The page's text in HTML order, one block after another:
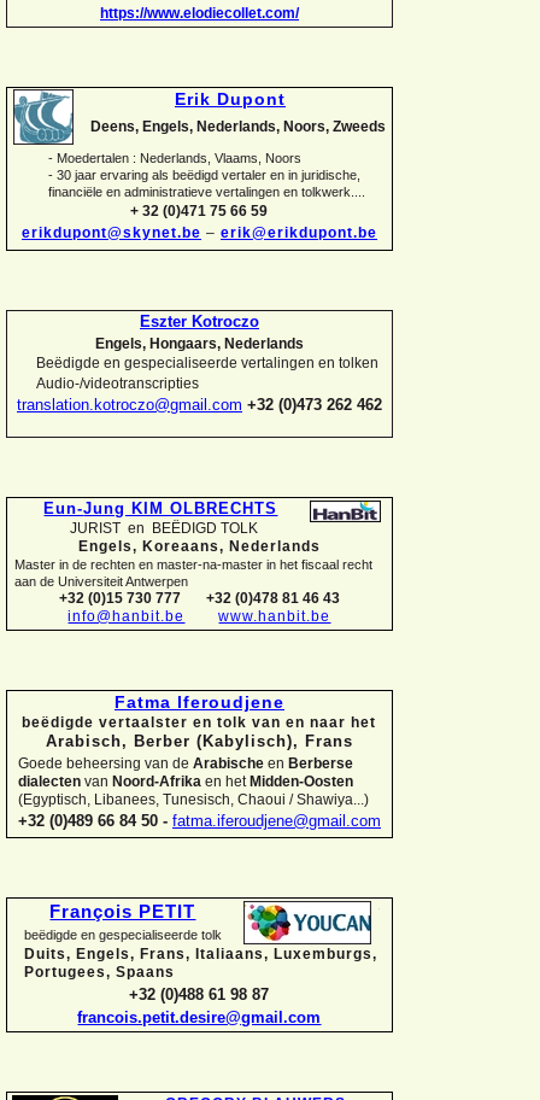
https://www.elodiecollet.com/
Erik Dupont
Deens, Engels, Nederlands, Noors, Zweeds
- Moedertalen : Nederlands, Vlaams, Noors
- 30 jaar ervaring als beëdigd vertaler en in juridische,
financiële en administratieve vertalingen en tolkwerk....
+ 32 (0)471 75 66 59
erikdupont@skynet.be – erik@erikdupont.be
Eszter Kotroczo
Engels, Hongaars, Nederlands
Beëdigde en gespecialiseerde vertalingen en tolken
Audio-/videotranscripties
translation.kotroczo@gmail.com +32 (0)473 262 462
Eun-Jung KIM OLBRECHTS
JURIST en BEËDIGD TOLK
Engels, Koreaans, Nederlands
Master in de rechten en master-na-master in het fiscaal recht
aan de Universiteit Antwerpen
+32 (0)15 730 777
+32 (0)478 81 46 43
info@hanbit.be
www.hanbit.be
Fatma Iferoudjene
beëdigde vertaalster en tolk van en naar het
Arabisch, Berber (Kabylisch), Frans
Goede beheersing van de Arabische en Berberse
dialecten van Noord-Afrika en hetMidden-Oosten
(Egyptisch, Libanees, Tunesisch, Chaoui / Shawiya...)
+32 (0)489 66 84 50 - fatma.iferoudjene@gmail.com
François PETIT
beëdigde en gespecialiseerde tolk
Duits, Engels, Frans, Italiaans, Luxemburgs,
Portugees, Spaans
+32 (0)488 61 98 87
francois.petit.desire@gmail.com